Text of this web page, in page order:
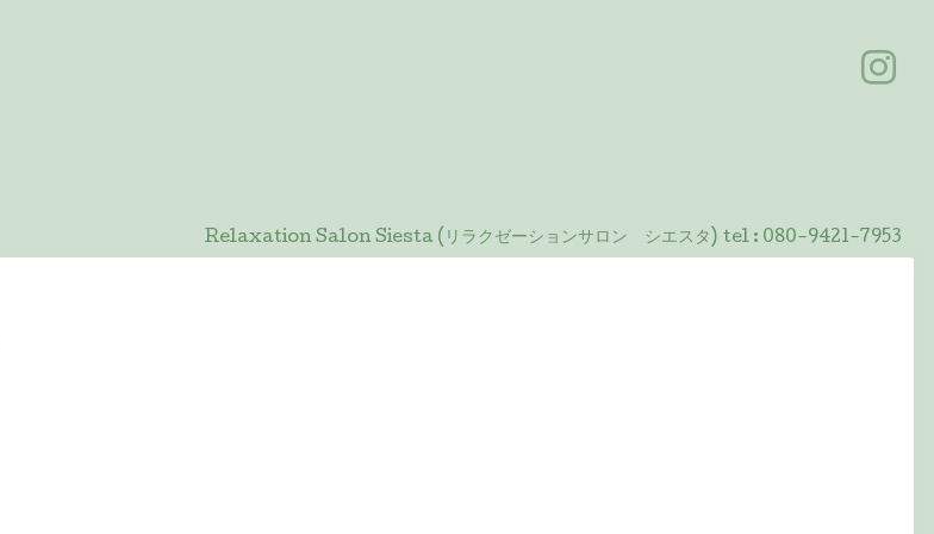
Relaxation Salon Siesta (リラクゼーションサロン シエスタ) tel : 080-9421-7953